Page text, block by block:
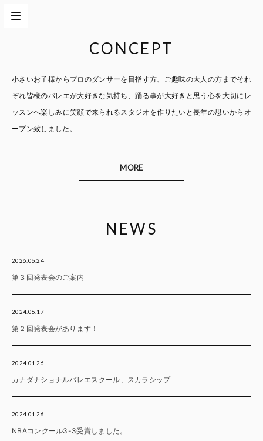
CONCEPT
小さいお子様からプロのダンサーを目指す方、 ご趣味の大人の方までそれ
ぞれ皆様のバレエが大好きな気持ち、踊る事が大好きと思う心を大切に レ
ッスンへ楽しみに笑顔で来られるスタジオを作りたいと長年の思いからオ
ープン致しました。
MORE
NEWS
2026.06.24
第３回発表会のご案内
2024.06.17
第２回発表会があります！
2024.01.26
カナダナショナルバレエスクール、スカラシップ
2024.01.26
NBAコンクール3-3受賞しました。